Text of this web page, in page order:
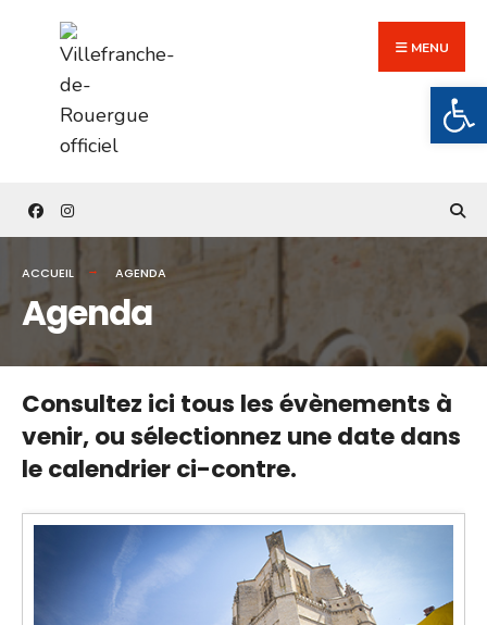
content
MENU
ACCUEIL AGENDA
Agenda
Consultez ici tous les évènements à
venir,ou sélectionnez une date dans
le calendrier ci-contre.
for: